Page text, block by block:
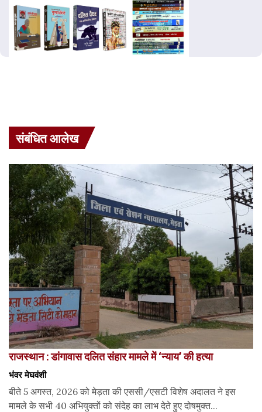
संबंधित आलेख
राजस्थान : डांगावास दलित संहार मामले में ‘न्याय’ की हत्या
भंवर मेघवंशी
बीते 5 अगस्त, 2026 को मेड़ता की एससी/एसटी विशेष अदालत ने इस
मामले के सभी 40 अभियुक्तों को संदेह का लाभ देते हुए दोषमुक्त...